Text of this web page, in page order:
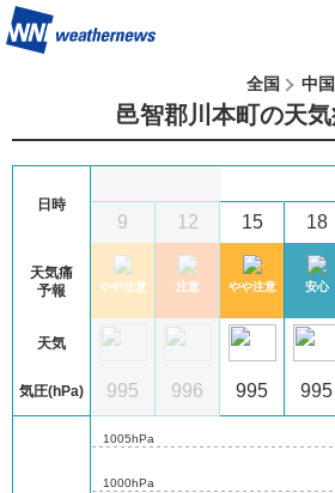
全国 中国
邑智郡川本町の天
日時
天気痛
予報
天気
気圧(hPa)
安心
994
9
やや注意
995
12
注意
996
15
やや注意
995
18
安心
995
1000hPa
1005hPa